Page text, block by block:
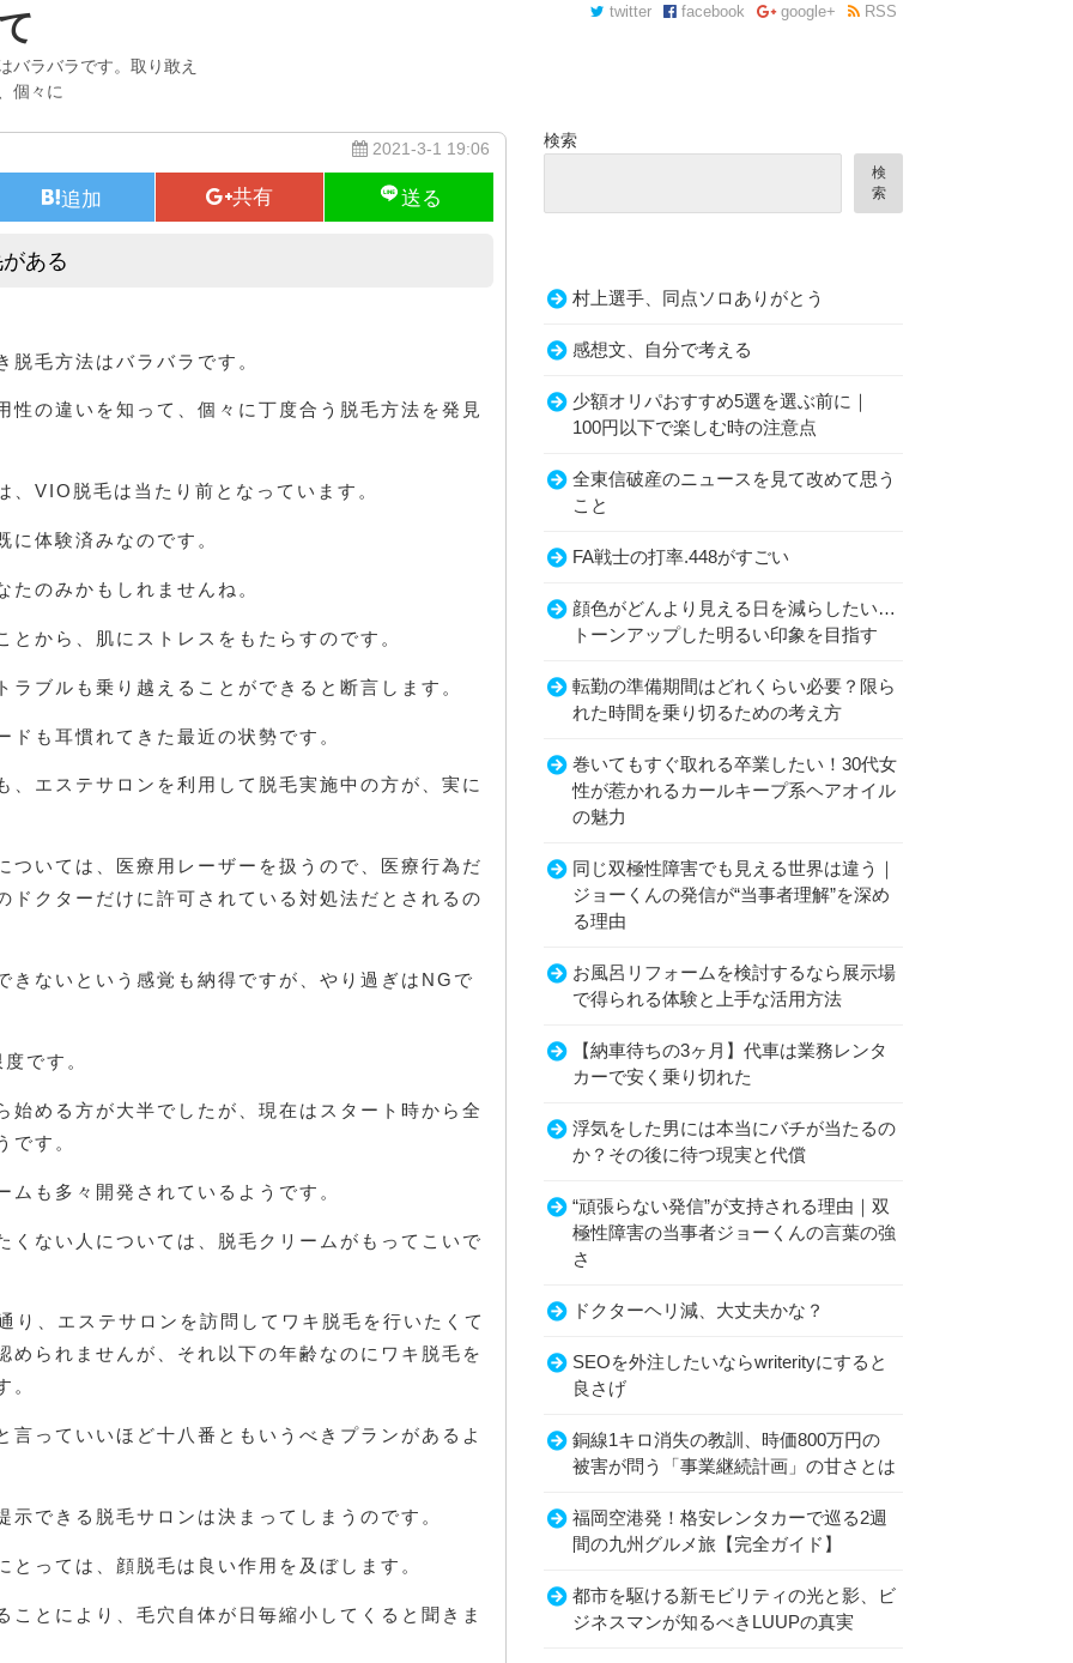
バラバラです。取り敢え
個々に
twitter facebook google+ RSS
2021-3-1 19:06
ある
毛方法はバラバラです。
性の違いを知って、個々に丁度合う脱毛方法を発見
VIO脱毛は当たり前となっています。
体験済みなのです。
のみかもしれませんね。
から、肌にストレスをもたらすのです。
ブルも乗り越えることができると断言します。
も耳慣れてきた最近の状勢です。
、エステサロンを利用して脱毛実施中の方が、実に
ついては、医療用レーザーを扱うので、医療行為だ
ドクターだけに許可されている対処法だとされるの
きないという感覚も納得ですが、やり過ぎはNGで
です。
始める方が大半でしたが、現在はスタート時から全
です。
も多々開発されているようです。
くない人については、脱毛クリームがもってこいで
り、エステサロンを訪問してワキ脱毛を行いたくて
められませんが、それ以下の年齢なのにワキ脱毛を
。
っていいほど十八番ともいうべきプランがあるよ
できる脱毛サロンは決まってしまうのです。
っては、顔脱毛は良い作用を及ぼします。
とにより、毛穴自体が日毎縮小してくると聞きま
検索
検
索
村上選手、同点ソロありがとう
感想文、自分で考える
少額オリパおすすめ5選を選ぶ前に｜
100円以下で楽しむ時の注意点
全東信破産のニュースを見て改めて思う
こと
FA戦士の打率.448がすごい
顔色がどんより見える日を減らしたい…
トーンアップした明るい印象を目指す
転勤の準備期間はどれくらい必要？限ら
れた時間を乗り切るための考え方
巻いてもすぐ取れる卒業したい！30代女
性が惹かれるカールキープ系ヘアオイル
の魅力
同じ双極性障害でも見える世界は違う｜
ジョーくんの発信が“当事者理解”を深め
る理由
お風呂リフォームを検討するなら展示場
で得られる体験と上手な活用方法
【納車待ちの3ヶ月】代車は業務レンタ
カーで安く乗り切れた
浮気をした男には本当にバチが当たるの
か？その後に待つ現実と代償
“頑張らない発信”が支持される理由｜双
極性障害の当事者ジョーくんの言葉の強
さ
ドクターヘリ減、大丈夫かな？
SEOを外注したいならwriterityにすると
良さげ
銅線1キロ消失の教訓、時価800万円の
被害が問う「事業継続計画」の甘さとは
福岡空港発！格安レンタカーで巡る2週
間の九州グルメ旅【完全ガイド】
都市を駆ける新モビリティの光と影、ビ
ジネスマンが知るべきLUUPの真実